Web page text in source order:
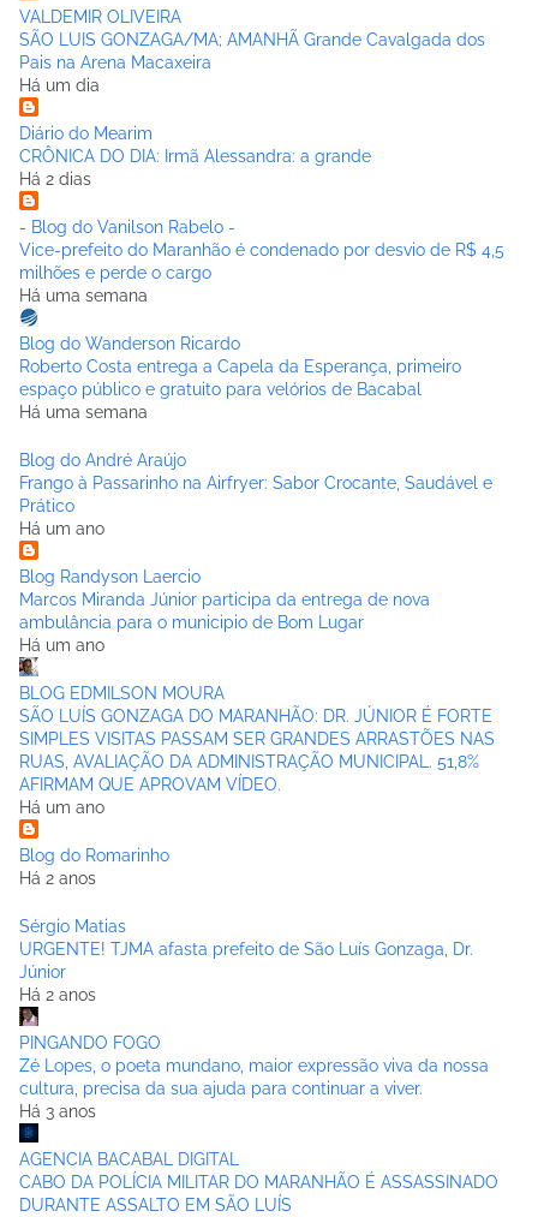
VALDEMIR OLIVEIRA
SÃO LUIS GONZAGA/MA; AMANHÃ Grande Cavalgada dos
Pais na Arena Macaxeira
Há um dia
Diário do Mearim
CRÔNICA DO DIA: Irmã Alessandra: a grande
Há 2 dias
- Blog do Vanilson Rabelo -
Vice-prefeito do Maranhão é condenado por desvio de R$ 4,5
milhões e perde o cargo
Há uma semana
Blog do Wanderson Ricardo
Roberto Costa entrega a Capela da Esperança, primeiro
espaço público e gratuito para velórios de Bacabal
Há uma semana
Blog do André Araújo
Frango à Passarinho na Airfryer: Sabor Crocante, Saudável e
Prático
Há um ano
Blog Randyson Laercio
Marcos Miranda Júnior participa da entrega de nova
ambulância para o municipio de Bom Lugar
Há um ano
BLOG EDMILSON MOURA
SÃO LUÍS GONZAGA DO MARANHÃO: DR. JÚNIOR É FORTE
SIMPLES VISITAS PASSAM SER GRANDES ARRASTÕES NAS
RUAS, AVALIAÇÃO DA ADMINISTRAÇÃO MUNICIPAL. 51,8%
AFIRMAM QUE APROVAM VÍDEO.
Há um ano
Blog do Romarinho
Há 2 anos
Sérgio Matias
URGENTE! TJMA afasta prefeito de São Luís Gonzaga, Dr.
Júnior
Há 2 anos
PINGANDO FOGO
Zé Lopes, o poeta mundano, maior expressão viva da nossa
cultura, precisa da sua ajuda para continuar a viver.
Há 3 anos
AGENCIA BACABAL DIGITAL
CABO DA POLÍCIA MILITAR DO MARANHÃO É ASSASSINADO
DURANTE ASSALTO EM SÃO LUÍS